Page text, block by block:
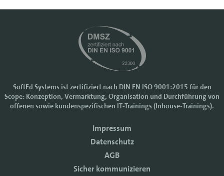
SoftEd Systems ist zertifiziert nach DIN EN ISO 9001:2015 für den
Scope: Konzeption, Vermarktung, Organisation und Durchführung von
offenen sowie kundenspezifischen IT-Trainings (Inhouse-Trainings).
Impressum
Datenschutz
AGB
Sicher kommunizieren
Cookie-Einstellungen
verbessern. Manche Cookies sind notwendig, damit unsere Website
funktioniert. Mit anderen Cookies können wir die Zugriffe auf die
Mit einem Klick auf "Zustimmen" akzeptieren sie diese Verarbeitung
und auch die Weitergabe Ihrer Daten an Drittanbieter. Die Daten